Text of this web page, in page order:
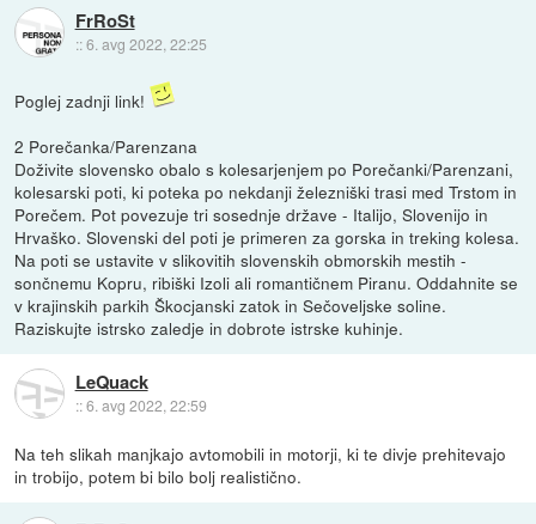
FrRoSt
::6. avg 2022, 22:25
Poglej zadnji link!
2 Porečanka/Parenzana
Doživite slovensko obalo s kolesarjenjem po Porečanki/Parenzani,
kolesarski poti, ki poteka po nekdanji železniški trasi med Trstom in
Porečem. Pot povezuje tri sosednje države - Italijo, Slovenijo in
Hrvaško. Slovenski del poti je primeren za gorska in treking kolesa.
Na poti se ustavite v slikovitih slovenskih obmorskih mestih -
sončnemu Kopru, ribiški Izoli ali romantičnem Piranu. Oddahnite se
v krajinskih parkih Škocjanski zatok in Sečoveljske soline.
Raziskujte istrsko zaledje in dobrote istrske kuhinje.
LeQuack
::6. avg 2022, 22:59
Na teh slikah manjkajo avtomobili in motorji, ki te divje prehitevajo
in trobijo, potem bi bilo bolj realistično.